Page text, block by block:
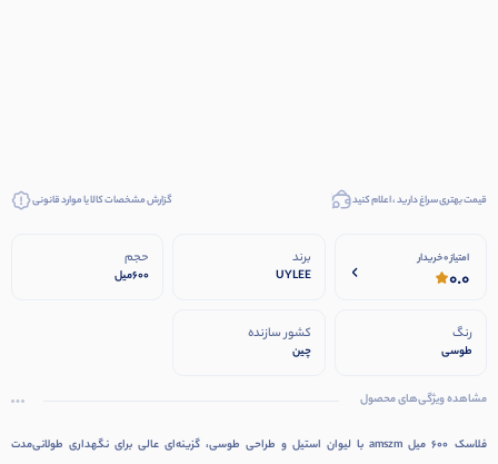
قیمت بهتری سراغ دارید ، اعلام کنید گزارش مشخصات کالا یا موارد قانونی
امتیاز 0 خریدار
0.0
برند
UYLEE
حجم
600میل
رنگ
طوسی
کشور سازنده
چین
مشاهده ویژگی‌های محصول
فلاسک 600 میل amszm با لیوان استیل و طراحی طوسی، گزینه‌ای عالی برای نگهداری طولانی‌مدت